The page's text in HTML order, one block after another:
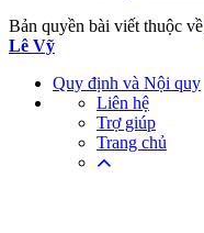
Bản quyền bài viết thuộc về
Lê Vỹ
Quy định và Nội quy
Liên hệ
Trợ giúp
Trang chủ